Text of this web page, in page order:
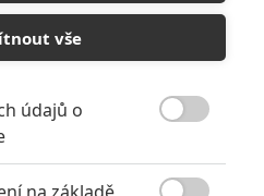
většinou úzce souvisejí s
že chystaná novinka
od
jako já
vše
údajů o